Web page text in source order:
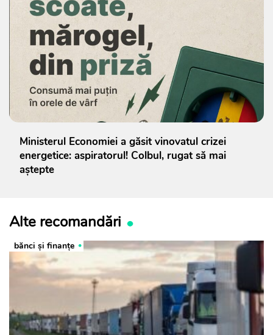
Ministerul Economiei a găsit vinovatul crizei
energetice: aspiratorul! Colbul, rugat să mai
aștepte
Alte recomandări
bănci şi finanţe